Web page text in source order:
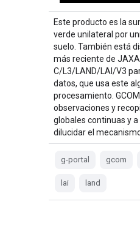
Este producto es la
verde unilateral por
suelo. También está
más reciente de
C/L3/LAND/LAI/V3
datos, que usa este
procesamiento.
observaciones y
globales continuas y
dilucidar el
g-portal gcom
lai land